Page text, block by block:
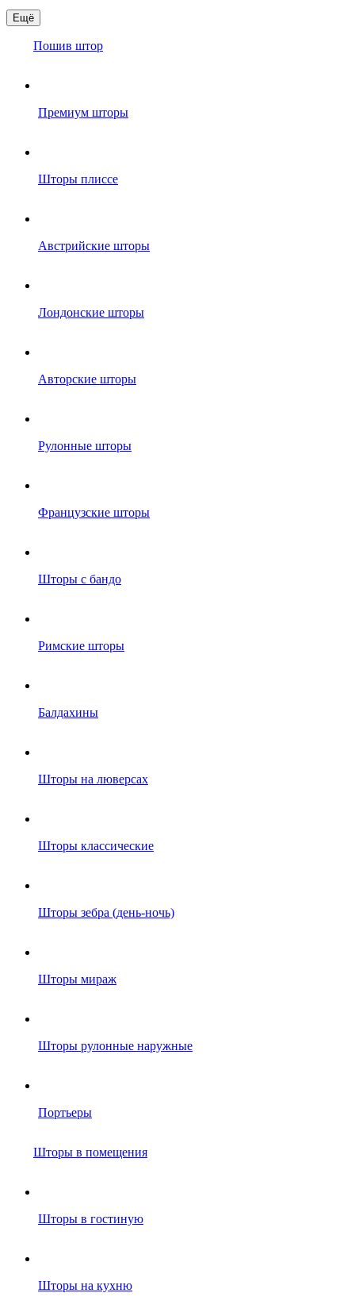
Ещё
Пошив штор
Премиум шторы
Шторы плиссе
Австрийские шторы
Лондонские шторы
Авторские шторы
Рулонные шторы
Французские шторы
Шторы с бандо
Римские шторы
Балдахины
Шторы на люверсах
Шторы классические
Шторы зебра (день-ночь)
Шторы мираж
Шторы рулонные наружные
Портьеры
Шторы в помещения
Шторы в гостиную
Шторы на кухню